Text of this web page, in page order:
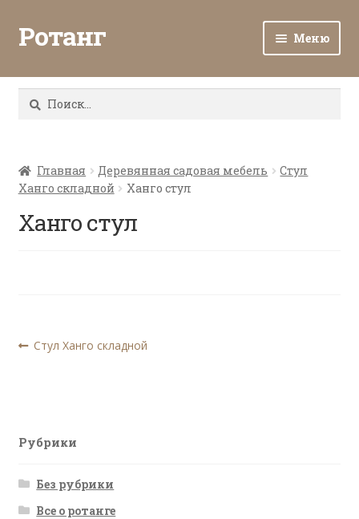
Ротанг Меню
Каталог
Все о ротанге
Найти:
Главная Деревянная садовая мебель
Стул
Ханго складной
Ханго стул
Ханго стул
Навигация
Предыдущая
Стул Ханго складной
Рубрики
Без рубрики
Все о ротанге